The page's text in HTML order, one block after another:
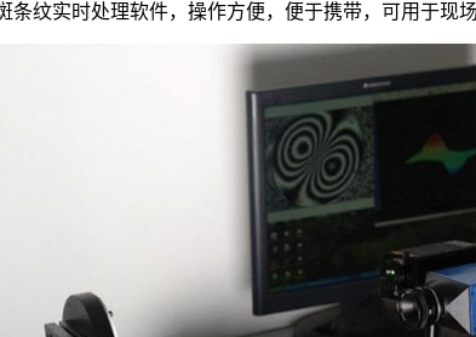
纹实时处理软件，操作方便，便于携带，可用于现